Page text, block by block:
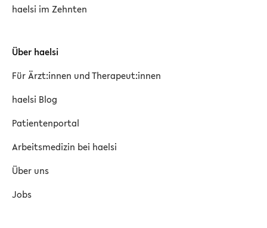
haelsi im Zehnten
Über haelsi
Für Ärzt:innen und Therapeut:innen
haelsi Blog
Patientenportal
Arbeitsmedizin bei haelsi
Über uns
Jobs